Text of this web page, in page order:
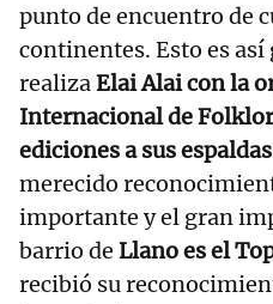
punto de encuentro de
continentes. Esto es así
realizaElai Alai con la
Internacional de
ediciones a sus espaldas
merecido
importante y el gran
barrio de Llano es el
recibió su